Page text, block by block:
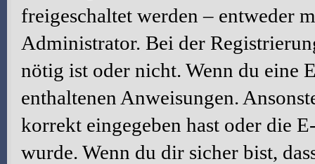
freigeschaltet werden – entweder
Administrator. Bei der
nötig ist oder nicht. Wenn du eine
enthaltenen Anweisungen.
korrekt eingegeben hast oder die
wurde. Wenn du dir sicher bist,